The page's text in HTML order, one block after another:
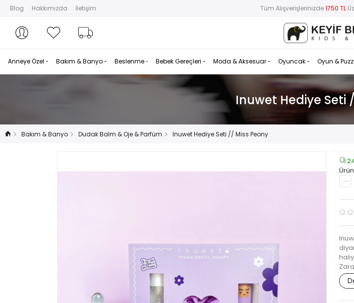
Blog Hakkımızda İletişim Tüm Alışverişlerinizde1750 TL
Hesabım
Hesabım Favorilerim
Anneye Özel Bakım & Banyo Beslenme Bebek Gereçleri Moda & Aksesuar Oyuncak Oyun &
Inuwet Hediye Seti
Bakım & Banyo Dudak Balm & Oje & Parfüm Inuwet Hediye Seti // Miss Peony